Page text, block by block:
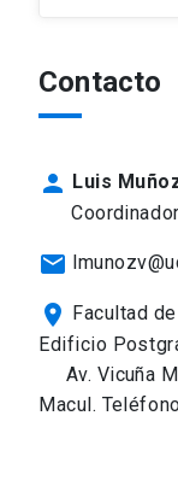
Contacto
person Luis
Coordinador
mail
place Facultad
Edificio
Av. Vicuña
Macul.